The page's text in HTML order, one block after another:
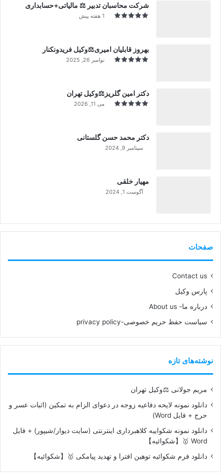
شرکت محاسبان تدبیر ⚖️ مالیاتی+حسابداری
1 هفته پیش
بهروز قابلیان امیری⚖️وکیل فریدونکنار
نوامبر 26, 2025
دکتر امین گلریز⚖️وکیل تهران
می 11, 2026
دکتر محمد حسن گلستانی
سپتامبر 9, 2024
مهیار خلقی
آگوست 1, 2024
صفحات
Contact us
پارس وکیل
درباره ما- About us
سیاست حفظ حریم خصوصی-privacy policy
نوشته‌های تازه
مریم جولانی ⚖️وکیل تهران
دانلود نمونه لایحه دفاعیه زوجه در دعوای الزام به تمکین (اثبات عسر و
حرج + فایل Word)
دانلود نمونه شکواییه کلاهبرداری اینترنتی (سایت دیوار/شیپور) + فایل
Word 🥇【شکوائیه】
دانلود فرم شکوائیه توهین افترا و تهدید پیامکی 🥇【شکوائیه】